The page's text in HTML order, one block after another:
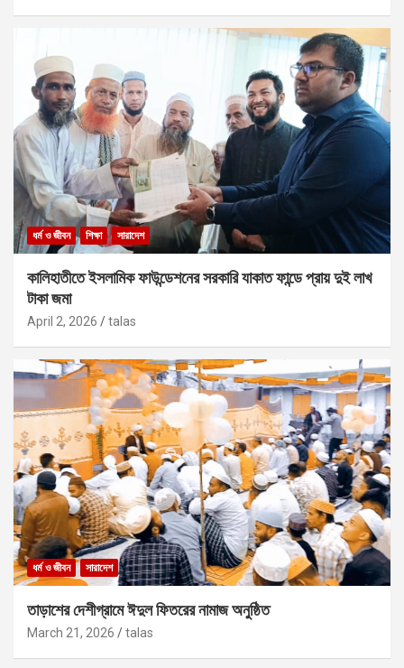
ধর্ম ও জীবন শিক্ষা সারাদেশ
কালিহাতীতে ইসলামিক ফাউন্ডেশনের সরকারি যাকাত ফান্ডে প্রায় দুই লাখ
টাকা জমা
April 2, 2026 talas
ধর্ম ও জীবন সারাদেশ
তাড়াশের দেশীগ্রামে ঈদুল ফিতরের নামাজ অনুষ্ঠিত
March 21, 2026 talas